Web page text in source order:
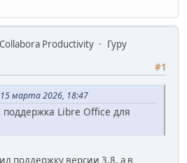
Collabora Productivity
Гуру
#1
марта 2026, 18:47
Libre Office для
поддержку версии 3.8, а в